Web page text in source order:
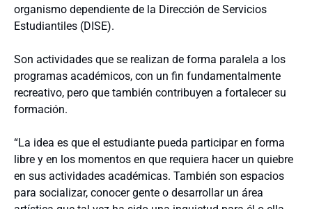
organismo dependiente de la Dirección de Servicios
Estudiantiles (DISE).
Son actividades que se realizan de forma paralela a los
programas académicos, con un fin fundamentalmente
recreativo, pero que también contribuyen a fortalecer su
formación.
“La idea es que el estudiante pueda participar en forma
libre y en los momentos en que requiera hacer un quiebre
en sus actividades académicas. También son espacios
para socializar, conocer gente o desarrollar un área